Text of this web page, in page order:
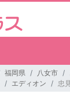
福岡県 八女市
エディオン 忠